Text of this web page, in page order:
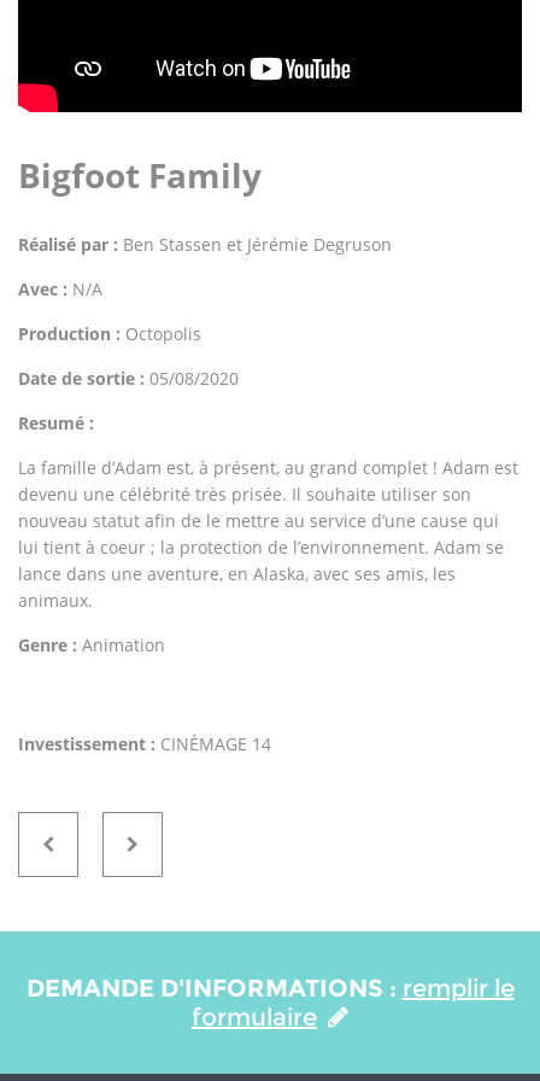
Bigfoot Family
Réalisé par : Ben Stassen et Jérémie Degruson
Avec : N/A
Production : Octopolis
Date de sortie : 05/08/2020
Resumé :
La famille d’Adam est, à présent, au grand complet ! Adam est
devenu une célébrité très prisée. Il souhaite utiliser son
nouveau statut afin de le mettre au service d’une cause qui
lui tient à coeur ; la protection de l’environnement. Adam se
lance dans une aventure, en Alaska, avec ses amis, les
animaux.
Genre : Animation
Investissement : CINÉMAGE 14
DEMANDE D'INFORMATIONS : remplir le
formulaire